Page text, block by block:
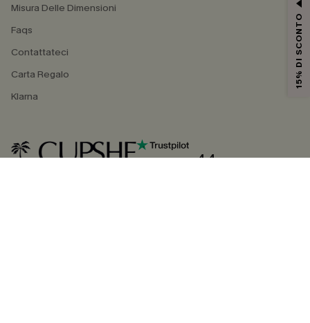
Misura Delle Dimensioni
Faqs
Contattateci
Carta Regalo
Klarna
4.4
15% DI SCONTO